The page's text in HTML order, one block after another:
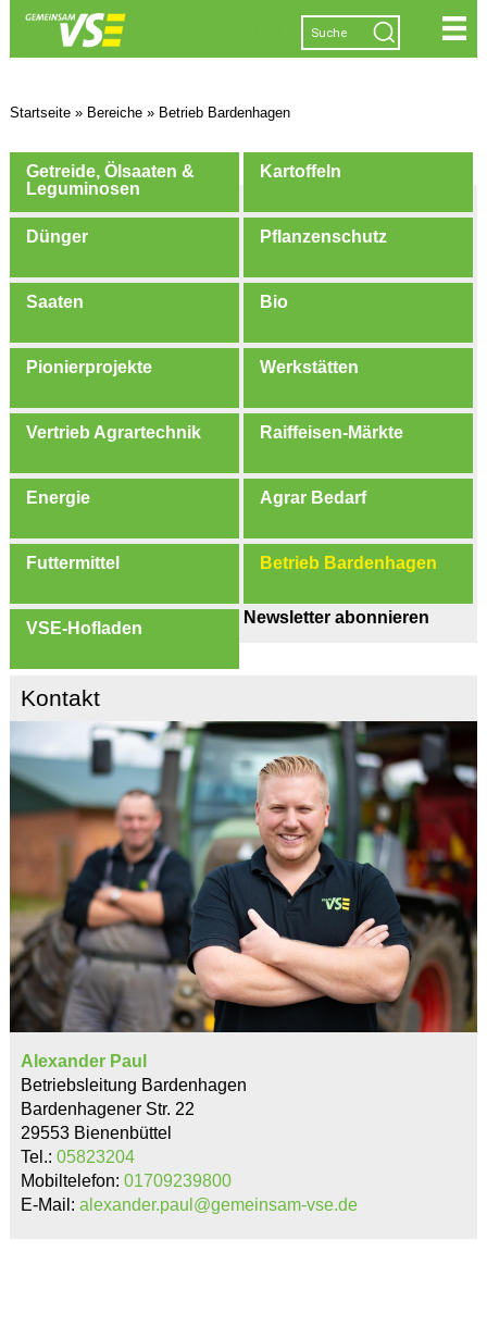
Startseite» Bereiche» Betrieb Bardenhagen
Getreide, Ölsaaten &
Leguminosen
Kartoffeln
Dünger Pflanzenschutz
Saaten Bio
Pionierprojekte Werkstätten
Vertrieb Agrartechnik Raiffeisen-Märkte
Energie Agrar Bedarf
Futtermittel Betrieb Bardenhagen
VSE-Hofladen
Newsletter abonnieren
Kontakt
Alexander Paul
Betriebsleitung Bardenhagen
Bardenhagener Str. 22
29553 Bienenbüttel
Tel.: 05823204
Mobiltelefon: 01709239800
E-Mail: alexander.paul@gemeinsam-vse.de